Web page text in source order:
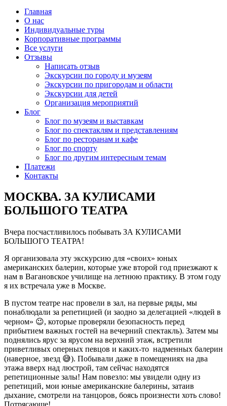
Главная
О нас
Индивидуальные туры
Корпоративные программы
Все услуги
Отзывы
Написать отзыв
Экскурсии по городу и музеям
Экскурсии по пригородам и области
Экскурсии для детей
Организация мероприятий
Блог
Блог по музеям и выставкам
Блог по спектаклям и представлениям
Блог по ресторанам и кафе
Блог по спорту
Блог по другим интересным темам
Платежи
Контакты
МОСКВА. ЗА КУЛИСАМИ
БОЛЬШОГО ТЕАТРА
Вчера посчастливилось побывать ЗА КУЛИСАМИ
БОЛЬШОГО ТЕАТРА!
Я организовала эту экскурсию для «своих» юных
американских балерин, которые уже второй год приезжают к
нам в Вагановское училище на летнюю практику. В этом году
я их встречала уже в Москве.
В пустом театре нас провели в зал, на первые ряды, мы
понаблюдали за репетицией (и заодно за делегацией «людей в
черном» 😉, которые проверяли безопасность перед
прибытием важных гостей на вечерний спектакль). Затем мы
поднялись ярус за ярусом на верхний этаж, встретили
приветливых оперных певцов и каких-то надменных балерин
(наверное, звезд 😅). Побывали даже в помещениях на два
этажа вверх над люстрой, там сейчас находятся
репетиционные залы! Нам повезло: мы увидели одну из
репетиций, мои юные американские балерины, затаив
дыхание, смотрели на танцоров, боясь произнести хоть слово!